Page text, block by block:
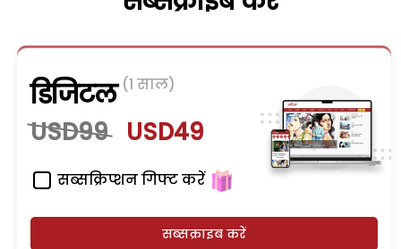
डिजिटल (1 साल)
USD99 USD49
सब्सक्रिप्शन गिफ्ट करें
सब्सक्राइब करें